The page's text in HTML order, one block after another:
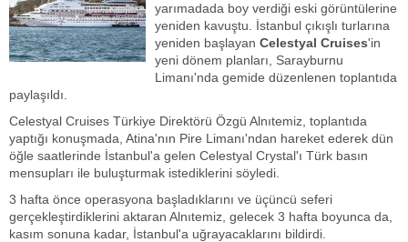
yarımadada boy verdiği eski görüntülerine
yeniden kavuştu. İstanbul çıkışlı turlarına
yeniden başlayan Celestyal Cruises'in
yeni dönem planları, Sarayburnu
Limanı'nda gemide düzenlenen toplantıda
paylaşıldı.
Celestyal Cruises Türkiye Direktörü Özgü Alnıtemiz, toplantıda
yaptığı konuşmada, Atina'nın Pire Limanı'ndan hareket ederek dün
öğle saatlerinde İstanbul'a gelen Celestyal Crystal'ı Türk basın
mensupları ile buluşturmak istediklerini söyledi.
3 hafta önce operasyona başladıklarını ve üçüncü seferi
gerçekleştirdiklerini aktaran Alnıtemiz, gelecek 3 hafta boyunca da,
kasım sonuna kadar, İstanbul'a uğrayacaklarını bildirdi.